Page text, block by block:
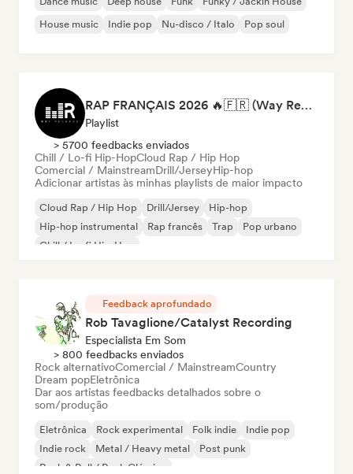
House music
Indie pop Nu-disco / Italo Pop soul
RAP FRANÇAIS 2026 🔥🇫🇷 (Way Records)
Playlist
> 5700 feedbacks enviados
Chill / Lo-fi Hip-HopCloud Rap / Hip Hop
Comercial / MainstreamDrill/JerseyHip-hop
Adicionar artistas às minhas playlists de maior impacto
Cloud Rap / Hip Hop Drill/Jersey
Hip-hop
Hip-hop instrumental
Rap francês Trap
Pop urbano
Chill / Lo-fi Hip-Hop
Feedback aprofundado
Rob Tavaglione/Catalyst Recording
Especialista Em Som
> 800 feedbacks enviados
Rock alternativoComercial / MainstreamCountry
Dream popEletrônica
Dar aos artistas feedbacks detalhados sobre o
som/produção
Eletrônica Rock experimental Folk indie
Indie pop
Indie rock
Metal / Heavy metal
Post punk
Rock & Roll / Rock Clássico